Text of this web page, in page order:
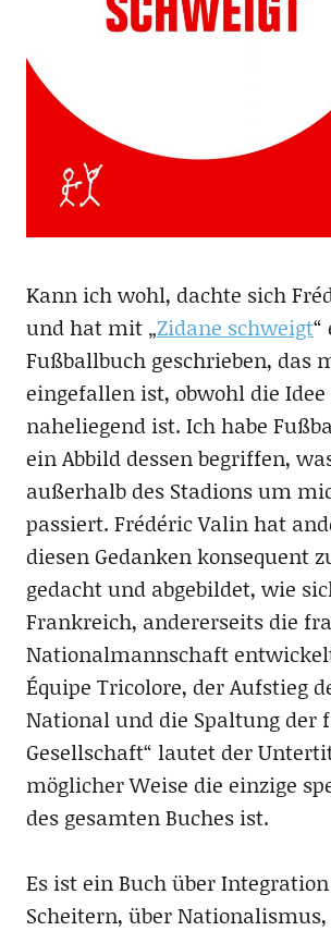
Kann ich wohl, dachte sich
und hat mit „Zidane schweigt“
Fußballbuch geschrieben, das
eingefallen ist, obwohl die
naheliegend ist. Ich habe
ein Abbild dessen begriffen,
außerhalb des Stadions um
passiert. Frédéric Valin hat
diesen Gedanken konsequent
gedacht und abgebildet, wie
Frankreich, andererseits die
Nationalmannschaft
Équipe Tricolore, der Aufstieg
National und die Spaltung der
Gesellschaft“ lautet der
möglicher Weise die einzige
des gesamten Buches ist.
Es ist ein Buch über
Scheitern, über